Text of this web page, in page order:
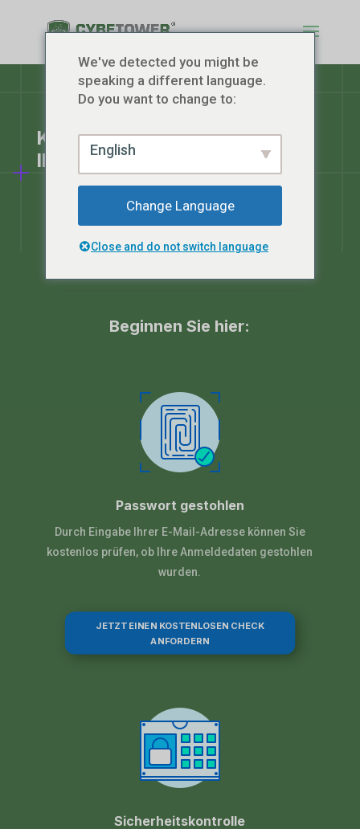
Kostenlose Ressourcen für
Ihre Sicherheit
Beginnen Sie hier:
Passwort gestohlen
Durch Eingabe Ihrer E-Mail-Adresse können Sie
kostenlos prüfen, ob Ihre Anmeldedaten gestohlen
wurden.
JETZT EINEN KOSTENLOSEN CHECK
ANFORDERN
Sicherheitskontrolle
We've detected you might be
speaking a different language.
Do you want to change to:
English
Change Language
Close and do not switch language